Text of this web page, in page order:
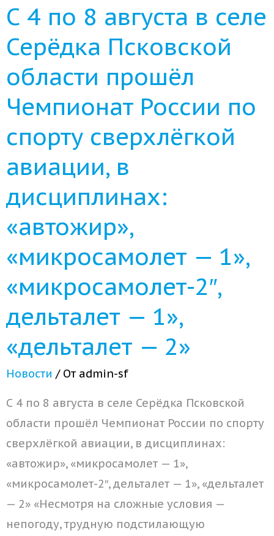
С 4 по 8 августа в селе
Серёдка Псковской
области прошёл
Чемпионат России по
спорту сверхлёгкой
авиации, в
дисциплинах:
«автожир»,
«микросамолет — 1»,
«микросамолет-2″,
дельталет — 1»,
«дельталет — 2»
Новости / От admin-sf
С 4 по 8 августа в селе Серёдка Псковской
области прошёл Чемпионат России по спорту
сверхлёгкой авиации, в дисциплинах:
«автожир», «микросамолет — 1»,
«микросамолет-2″, дельталет — 1», «дельталет
— 2» «Несмотря на сложные условия —
непогоду, трудную подстилающую